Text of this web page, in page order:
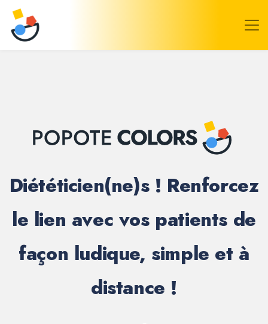
PopoteColors
Diététicien(ne)s ! Renforcez
le lien avec vos patients de
façon ludique, simple et à
distance !